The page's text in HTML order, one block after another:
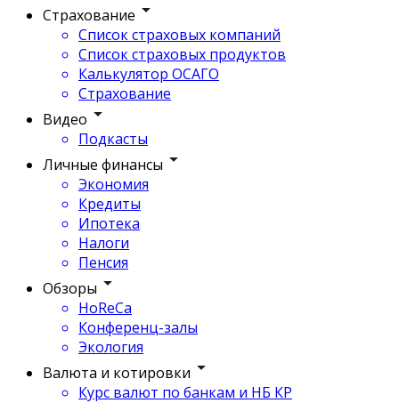
Страхование
Список страховых компаний
Список страховых продуктов
Калькулятор ОСАГО
Страхование
Видео
Подкасты
Личные финансы
Экономия
Кредиты
Ипотека
Налоги
Пенсия
Обзоры
HoReCa
Конференц-залы
Экология
Валюта и котировки
Курс валют по банкам и НБ КР